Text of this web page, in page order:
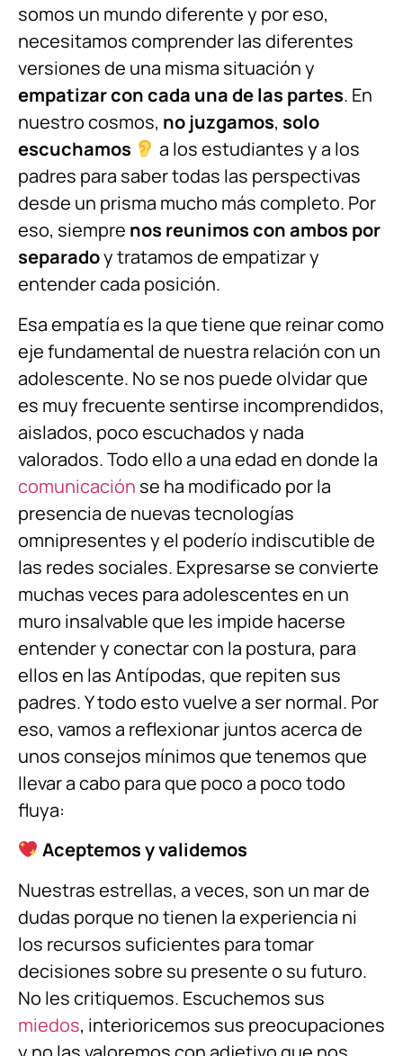
somos un mundo diferente y por eso,
necesitamos comprender las diferentes
versiones de una misma situación y
empatizar con cada una de las partes. En
nuestro cosmos, no juzgamos, solo
escuchamos
a los estudiantes y a los
padres para saber todas las perspectivas
desde un prisma mucho más completo. Por
eso, siempre nos reunimos con ambos por
separadoy tratamos de empatizar y
entender cada posición.
Esa empatía es la que tiene que reinar como
eje fundamental de nuestra relación con un
adolescente. No se nos puede olvidar que
es muy frecuente sentirse incomprendidos,
aislados, poco escuchados y nada
valorados. Todo ello a una edad en donde la
comunicación se ha modificado por la
presencia de nuevas tecnologías
omnipresentes y el poderío indiscutible de
las redes sociales. Expresarse se convierte
muchas veces para adolescentes en un
muro insalvable que les impide hacerse
entender y conectar con la postura, para
ellos en las Antípodas, que repiten sus
padres. Y todo esto vuelve a ser normal. Por
eso, vamos a reflexionar juntos acerca de
unos consejos mínimos que tenemos que
llevar a cabo para que poco a poco todo
fluya:
Aceptemos y validemos
Nuestras estrellas, a veces, son un mar de
dudas porque no tienen la experiencia ni
los recursos suficientes para tomar
decisiones sobre su presente o su futuro.
No les critiquemos. Escuchemos sus
miedos, interioricemos sus preocupaciones